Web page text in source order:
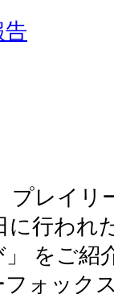
告
プレイリ
に行われ
をご紹
ォック